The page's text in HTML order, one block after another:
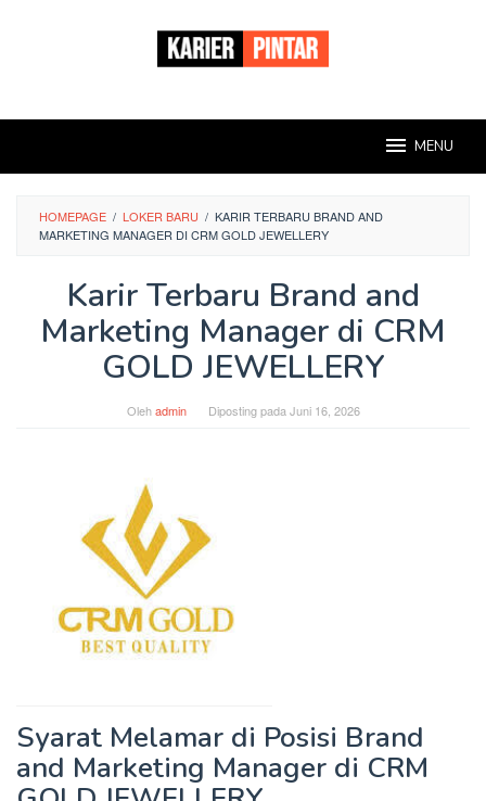
MENU
HOMEPAGE / LOKER BARU / KARIR TERBARU BRAND AND
MARKETING MANAGER DI CRM GOLD JEWELLERY
Karir Terbaru Brand and
Marketing Manager di CRM
GOLD JEWELLERY
Olehadmin Diposting pada Juni 16, 2026
Syarat Melamar di Posisi Brand
and Marketing Manager di CRM